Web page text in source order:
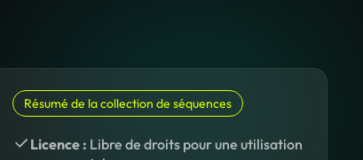
Résumé de la collection de séquences
Licence : Libre de droits pour une utilisation